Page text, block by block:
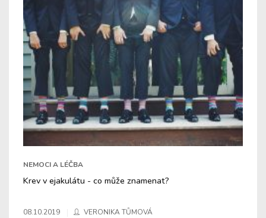
NEMOCI A LÉČBA
Krev v ejakulátu - co může znamenat?
08.10.2019 VERONIKA TŮMOVÁ